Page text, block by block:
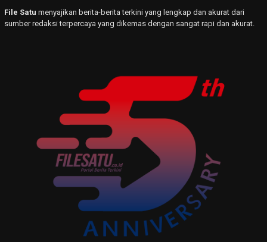
File Satu menyajikan berita-berita terkini yang lengkap dan akurat dari
sumber redaksi terpercaya yang dikemas dengan sangat rapi dan akurat.